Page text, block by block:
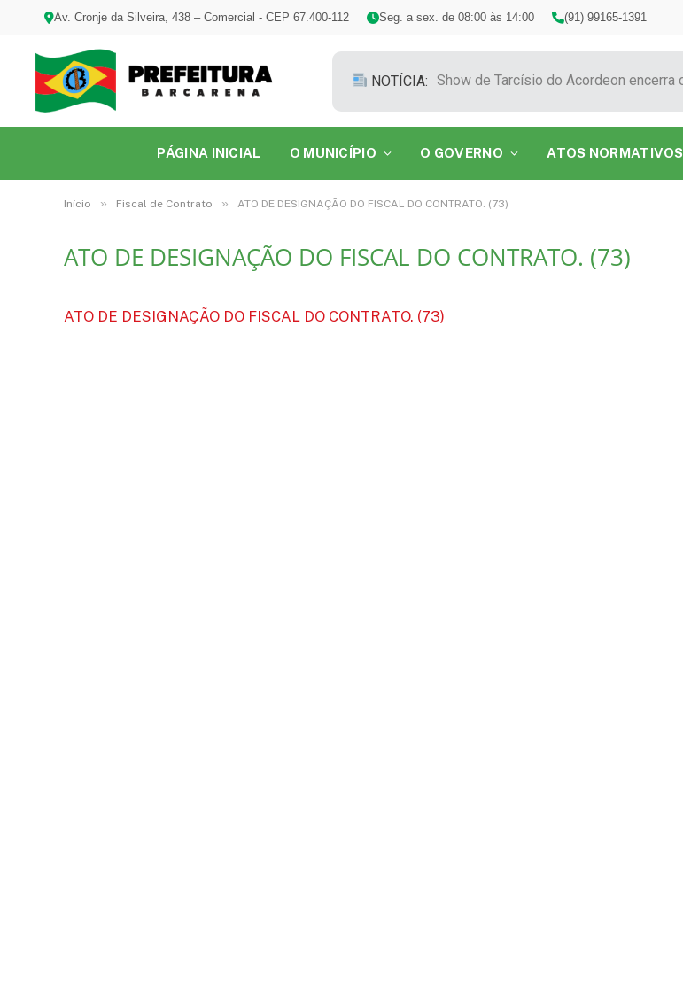
Av. Cronje da Silveira, 438 – Comercial - CEP 67.400-112 Seg. a sex. de 08:00 às 14:00 (91) 99165-1391
NOTÍCIA:
PÁGINA INICIAL O MUNICÍPIO O GOVERNO ATOS NORMATIVOS
Início » Fiscal de Contrato » ATO DE DESIGNAÇÃO DO FISCAL DO CONTRATO. (73)
ATO DE DESIGNAÇÃO DO FISCAL DO CONTRATO. (73)
ATO DE DESIGNAÇÃO DO FISCAL DO CONTRATO. (73)